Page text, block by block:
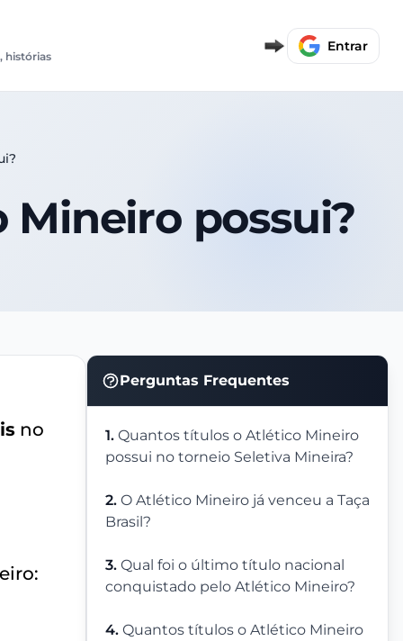
histórias
Entrar
possui?
Perguntas Frequentes
1. Quantos títulos o Atlético Mineiro
possui no torneio Seletiva Mineira?
2. O Atlético Mineiro já venceu a Taça
Brasil?
3. Qual foi o último título nacional
conquistado pelo Atlético Mineiro?
4. Quantos títulos o Atlético Mineiro
no